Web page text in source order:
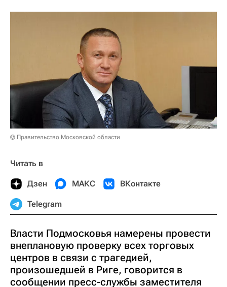
© Правительство Московской области
Читать в
Дзен МАКС ВКонтакте
Telegram
Власти Подмосковья намерены провести
внеплановую проверку всех торговых
центров в связи с трагедией,
произошедшей в Риге, говорится в
сообщении пресс-службы заместителя